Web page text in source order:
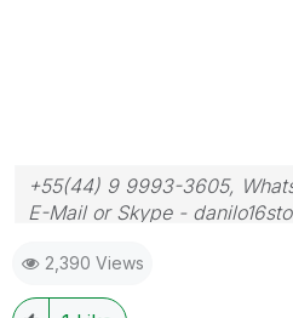
+55(44) 9 9993-3605,
E-Mail or Skype -
2,390 Views